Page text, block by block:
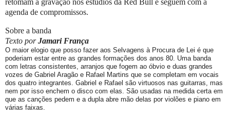
retomam a gravação nos estúdios da Red Bull e seguem com a
agenda de compromissos.
Sobre a banda
Texto porJamari França
O maior elogio que posso fazer aos Selvagens à Procura de Lei é que
poderiam estar entre as grandes formações dos anos 80. Uma banda
com letras consistentes, arranjos que fogem ao óbvio e duas grandes
vozes de Gabriel Aragão e Rafael Martins que se completam em vocais
dos quatro integrantes. Gabriel e Rafael são virtuosos nas guitarras, mas
nem por isso enchem o disco com elas. São usadas na medida certa em
que as canções pedem e a dupla abre mão delas por violões e piano em
várias faixas.